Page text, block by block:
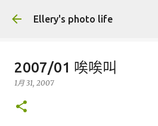
跳到主要內容
Ellery's photo life
2007/01 唉唉叫
1月 31, 2007